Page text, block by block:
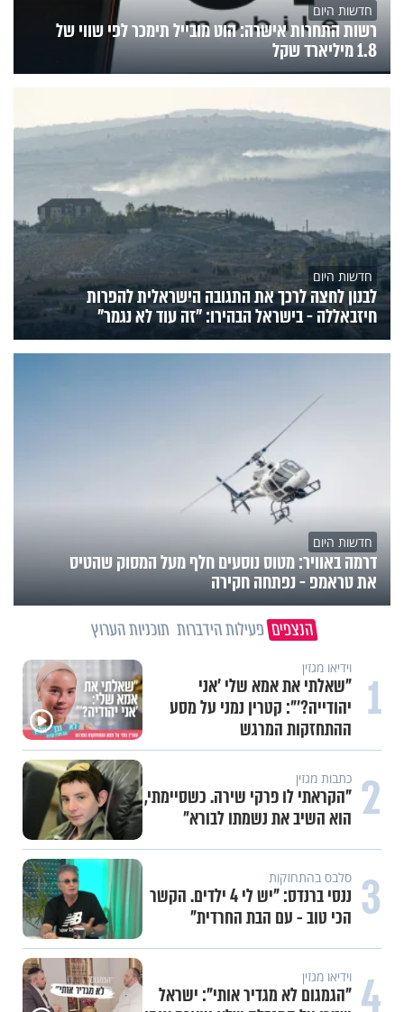
חדשות היום
רשות התחרות אישרה: הוט מובייל תימכר לפי שווי של
1.8 מיליארד שקל
חדשות היום
לבנון לחצה לרכך את התגובה הישראלית להפרות
חיזבאללה - בישראל הבהירו: "זה עוד לא נגמר"
חדשות היום
דרמה באוויר: מטוס נוסעים חלף מעל המסוק שהטיס
את טראמפ - נפתחה חקירה
הנצפים פעילות הידברות תוכניות הערוץ
1 וידיאו מגזין
"שאלתי את אמא שלי 'אני
יהודייה?'": קטרין נמני על מסע
ההתחזקות המרגש
2 כתבות מגזין
"הקראתי לו פרקי שירה. כשסיימתי,
הוא השיב את נשמתו לבורא"
3 סלבס בהתחזקות
ננסי ברנדס: "יש לי 4 ילדים. הקשר
הכי טוב - עם הבת החרדית"
4 וידיאו מגזין
"הגמגום לא מגדיר אותי": ישראל